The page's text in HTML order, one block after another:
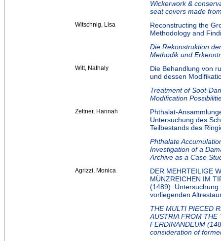
Wickerwork &
seat covers made
Witschnig, Lisa
Reconstructing the
Methodology and
Die Rekonstruktion
Methodik und
Witt, Nathaly
Die Behandlung von
und dessen
Treatment of Soot-
Modification
Zettner, Hannah
Phthalat-
Untersuchung des
Teilbestands des
Phthalate
Investigation of a
Archive as a Case
Agrizzi, Monica
DER MEHRTEILIGE
MÜNZREICHEN IM
(1489).
vorliegenden
THE MULTI PIECED
AUSTRIA FROM THE
FERDINANDEUM
consideration of